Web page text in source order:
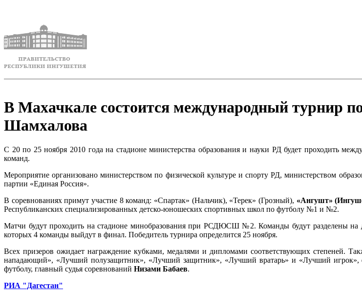
В Махачкале состоится международный турнир
Шамхалова
С 20 по 25 ноября 2010 года на стадионе министерства образования и науки РД будет проходить
команд.
Мероприятие организовано министерством по физической культуре и спорту РД, министерством
партии «Единая Россия».
В соревнованиях примут участие 8 команд: «Спартак» (Нальчик), «Терек» (Грозный), «Ангушт»
Республиканских специализированных детско-юношеских спортивных школ по футболу №1 и №2.
Матчи будут проходить на стадионе минобразования при РСДЮСШ №2. Команды будут разделены на
которых 4 команды выйдут в финал. Победитель турнира определится 25 ноября.
Всех призеров ожидает награждение кубками, медалями и дипломами соответствующих степеней.
нападающий», «Лучший полузащитник», «Лучший защитник», «Лучший вратарь» и «Лучший
футболу, главный судья соревнований Низами Бабаев.
РИА "Дагестан"